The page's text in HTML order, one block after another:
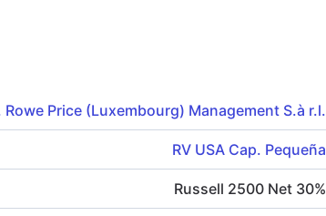
Rowe Price (Luxembourg) Management S.à r.l.
RV USA Cap. Pequeña
Russell 2500 Net 30%